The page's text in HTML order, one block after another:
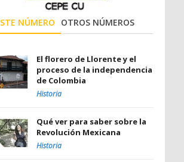
NÚMERO OTROS NÚMEROS
El florero de Llorente y el
proceso de la independencia
de Colombia
Historia
Qué ver para saber sobre la
Revolución Mexicana
Historia